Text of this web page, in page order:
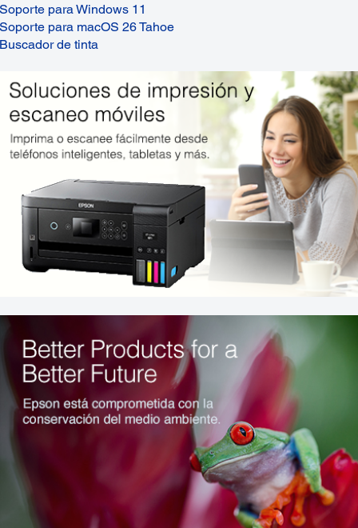
Soporte para Windows 11
Soporte para macOS 26 Tahoe
Buscador de tinta